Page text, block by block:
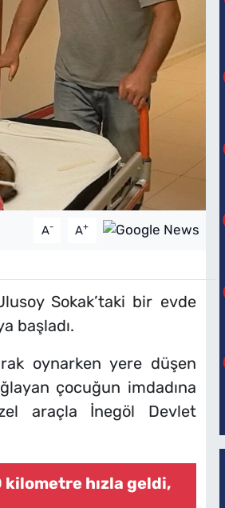
A- A+
Sokak’taki bir evde
başladı.
oynarken yere düşen
çocuğun imdadına
araçla İnegöl Devlet
kilometre hızla geldi,